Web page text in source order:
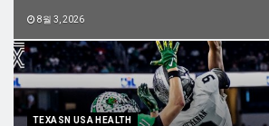
8월 3, 2026
TEXASN USA HEALTH